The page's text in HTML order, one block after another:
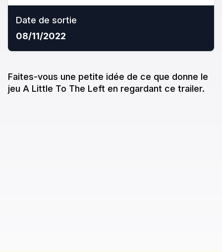
Date de sortie
08/11/2022
Faites-vous une petite idée de ce que donne le
jeu A Little To The Left en regardant ce trailer.